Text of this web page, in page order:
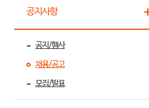
공지사항
공지/행사
채용/공고
모집/발표